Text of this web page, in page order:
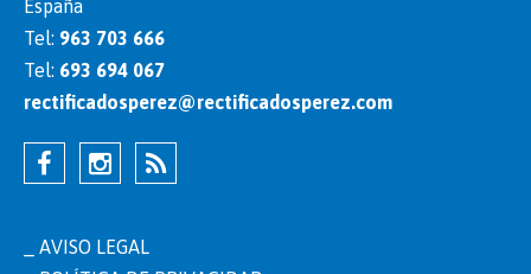
España
Tel: 963 703 666
Tel: 693 694 067
rectificadosperez@rectificadosperez.com
AVISO LEGAL